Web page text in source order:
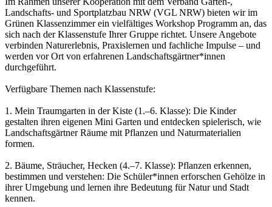
Landschafts- und Sportplatzbau NRW (VGL NRW) bieten wir im
Grünen Klassenzimmer ein vielfältiges Workshop Programm an, das
sich nach der Klassenstufe Ihrer Gruppe richtet. Unsere Angebote
verbinden Naturerlebnis, Praxislernen und fachliche Impulse – und
werden vor Ort von erfahrenen Landschaftsgärtner*innen
durchgeführt.
Verfügbare Themen nach Klassenstufe:
1. Mein Traumgarten in der Kiste (1.–6. Klasse): Die Kinder
gestalten ihren eigenen Mini Garten und entdecken spielerisch, wie
Landschaftsgärtner Räume mit Pflanzen und Naturmaterialien
formen.
2. Bäume, Sträucher, Hecken (4.–7. Klasse): Pflanzen erkennen,
bestimmen und verstehen: Die Schüler*innen erforschen Gehölze in
ihrer Umgebung und lernen ihre Bedeutung für Natur und Stadt
kennen.